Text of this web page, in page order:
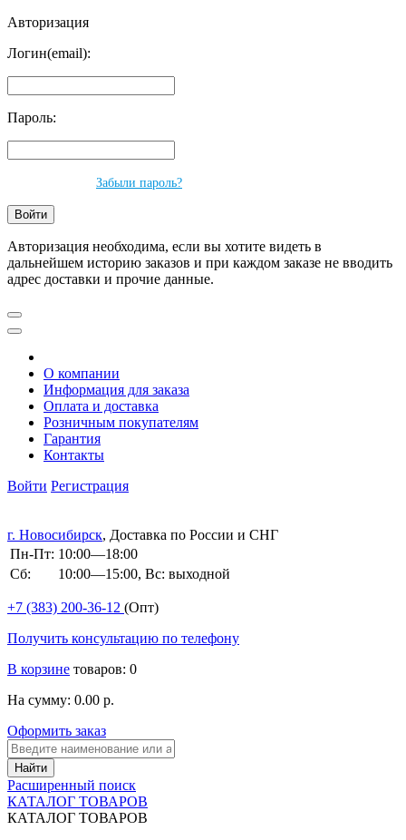
Авторизация
Логин(email):
Пароль:
Забыли пароль?
Авторизация необходима, если вы хотите видеть в
дальнейшем историю заказов и при каждом заказе не вводить
адрес доставки и прочие данные.
О компании
Информация для заказа
Оплата и доставка
Розничным покупателям
Гарантия
Контакты
Войти Регистрация
г. Новосибирск, Доставка по России и СНГ
Пн-Пт: 10:00—18:00
Сб:
10:00—15:00, Вс: выходной
+7 (383) 200-36-12 (Опт)
Получить консультацию по телефону
В корзине товаров: 0
На сумму: 0.00 р.
Оформить заказ
Расширенный поиск
КАТАЛОГ ТОВАРОВ
КАТАЛОГ ТОВАРОВ